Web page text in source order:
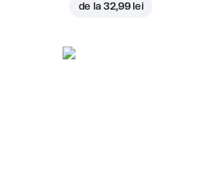
de la 32,99 lei